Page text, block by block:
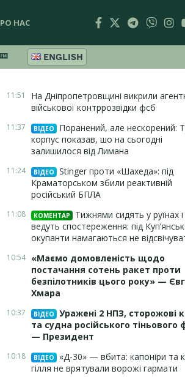
НАС
ENGLISH
11:51
На Дніпропетровщині викрили
військової контррозвідки фсб
11:37 ВІДЕО
Поранений, але нескорений:
корпус показав, шо на сьогодні
залишилося від Лимана
11:24 ВІДЕО
Stinger проти «Шахеда»: під
Краматорськом збили реактивній
російський БПЛА
11:08 КОМЕНТАР
Тижнями сидять у руїнах і
ведуть спостереження: під
окупанти намагаються не
10:54 «Маємо домовленість щодо
постачання сотень ракет проти
безпілотників цього року» —
Хмара
10:37 ВІДЕО
Уражені 2 НПЗ, сторожові
та судна російського тіньового
— Президент
10:18 ВІДЕО
«Д-30» — вбита: капоніри та
гілля не врятували ворожі гармати